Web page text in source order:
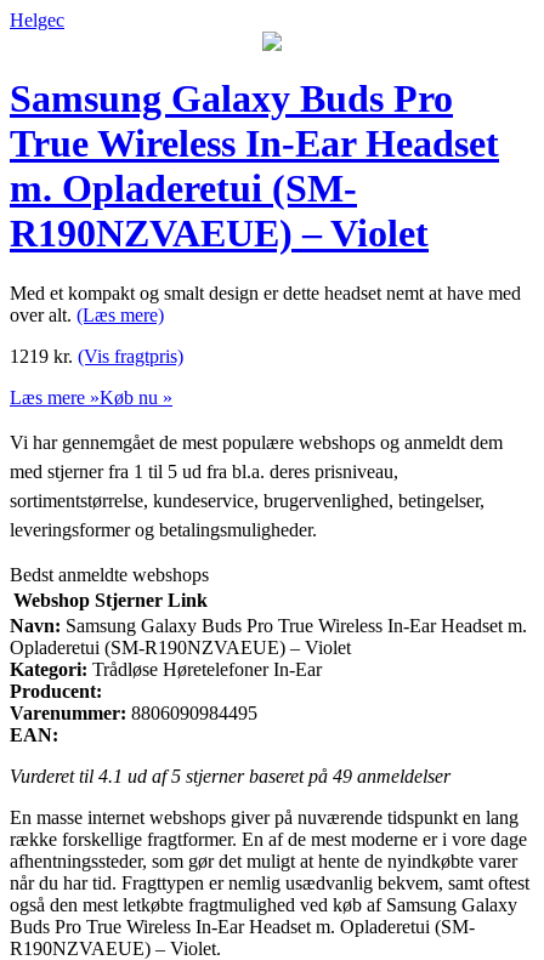
Helgec
Samsung Galaxy Buds Pro
True Wireless In-Ear Headset
m. Opladeretui (SM-
R190NZVAEUE) – Violet
Med et kompakt og smalt design er dette headset nemt at have med
over alt. (Læs mere)
1219 kr. (Vis fragtpris)
Læs mere »Køb nu »
Vi har gennemgået de mest populære webshops og anmeldt dem
med stjerner fra 1 til 5 ud fra bl.a. deres prisniveau,
sortimentstørrelse, kundeservice, brugervenlighed, betingelser,
leveringsformer og betalingsmuligheder.
Bedst anmeldte webshops
Webshop Stjerner Link
Navn: Samsung Galaxy Buds Pro True Wireless In-Ear Headset m.
Opladeretui (SM-R190NZVAEUE) – Violet
Kategori: Trådløse Høretelefoner In-Ear
Producent:
Varenummer: 8806090984495
EAN:
Vurderet til 4.1 ud af 5 stjerner baseret på 49 anmeldelser
En masse internet webshops giver på nuværende tidspunkt en lang
række forskellige fragtformer. En af de mest moderne er i vore dage
afhentningssteder, som gør det muligt at hente de nyindkøbte varer
når du har tid. Fragttypen er nemlig usædvanlig bekvem, samt oftest
også den mest letkøbte fragtmulighed ved køb af Samsung Galaxy
Buds Pro True Wireless In-Ear Headset m. Opladeretui (SM-
R190NZVAEUE) – Violet.